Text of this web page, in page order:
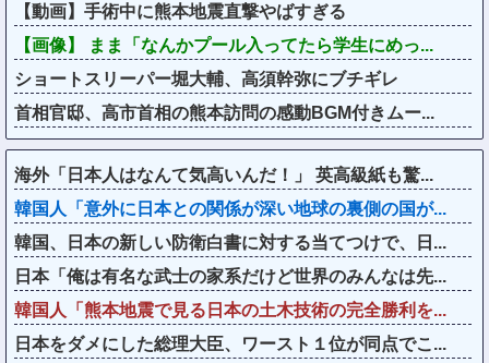
【動画】手術中に熊本地震直撃やばすぎる
【画像】 まま「なんかプール入ってたら学生にめっ...
ショートスリーパー堀大輔、高須幹弥にブチギレ
首相官邸、高市首相の熊本訪問の感動BGM付きムー...
海外「日本人はなんて気高いんだ！」 英高級紙も驚...
韓国人「意外に日本との関係が深い地球の裏側の国が...
韓国、日本の新しい防衛白書に対する当てつけで、日...
日本「俺は有名な武士の家系だけど世界のみんなは先...
韓国人「熊本地震で見る日本の土木技術の完全勝利を...
日本をダメにした総理大臣、ワースト１位が同点でこ...